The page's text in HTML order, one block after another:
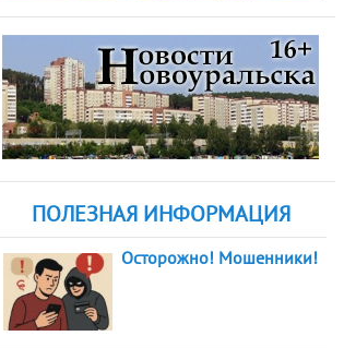
ПОЛЕЗНАЯ ИНФОРМАЦИЯ
Осторожно! Мошенники!